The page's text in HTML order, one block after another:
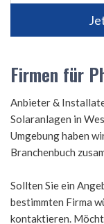
Firmen für
Anbieter &
Solaranlagen in
Umgebung haben
Branchenbuch
Sollten Sie ein
bestimmten Firma
kontaktieren.